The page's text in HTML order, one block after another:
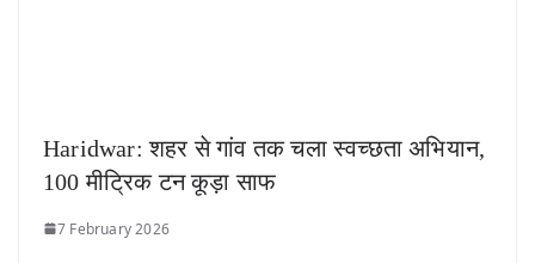
Haridwar: शहर से गांव तक चला स्वच्छता अभियान,
100 मीट्रिक टन कूड़ा साफ
7 February 2026